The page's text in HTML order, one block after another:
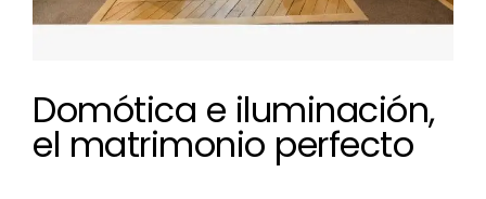
Domótica e iluminación,
el matrimonio perfecto